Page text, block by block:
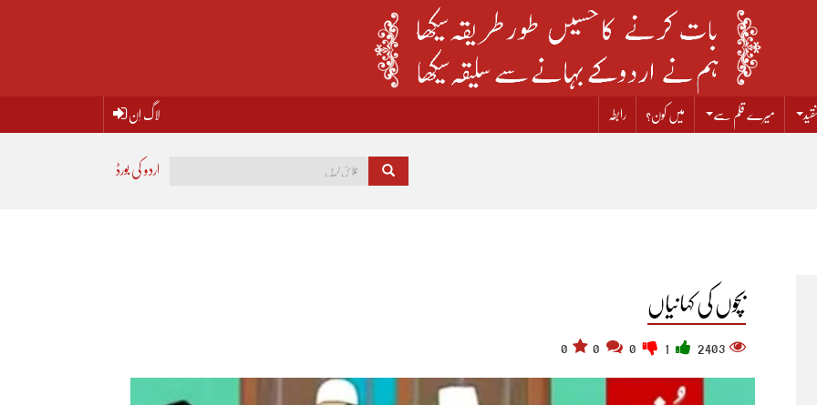
میرے قلم سے میں کون؟ رابطہ لاگ اِن
اردو کی بورڈ
بچوں کی کہانیاں
2403
0